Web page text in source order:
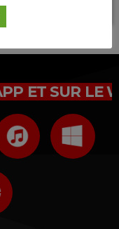
ET SUR LE